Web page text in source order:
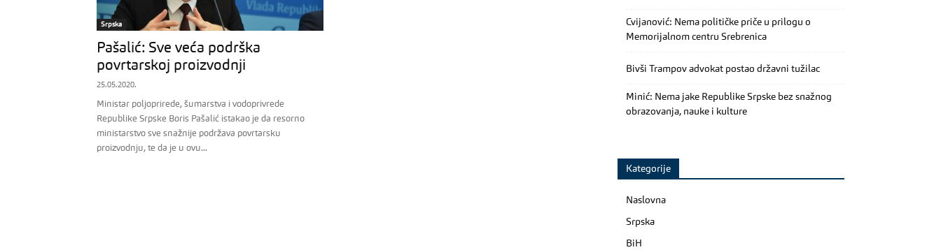
Srpska
Pašalić: Sve veća podrška
povrtarskoj proizvodnji
25.05.2020.
Ministar poljoprirede, šumarstva i vodoprivrede
Republike Srpske Boris Pašalić istakao je da resorno
ministarstvo sve snažnije podržava povrtarsku
proizvodnju, te da je u ovu...
Cvijanović: Nema političke priče u prilogu o
Memorijalnom centru Srebrenica
Bivši Trampov advokat postao državni tužilac
Minić: Nema jake Republike Srpske bez snažnog
obrazovanja, nauke i kulture
Kategorije
Naslovna
Srpska
BiH